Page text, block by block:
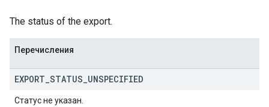
The status of the export.
Перечисления
EXPORT STATUS UNSPECIFIED
Статус не указан.